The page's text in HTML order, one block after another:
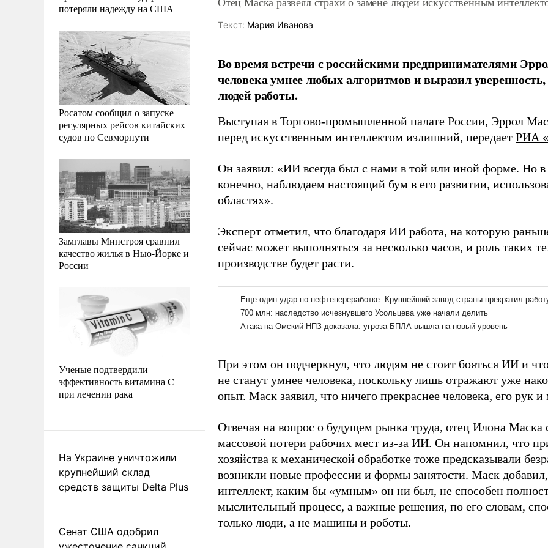
потеряли надежду на США
Росатом сообщил о запуске
регулярных рейсов китайских
судов по Севморпути
Замглавы Минстроя сравнил
качество жилья в Нью-Йорке и
России
Ученые подтвердили
эффективность витамина C
при лечении рака
На Украине уничтожили
крупнейший склад
средств защиты Delta Plus
Сенат США одобрил
Tекст: Мария Иванова
Во время встречи с российскими предпринимателями
человека умнее любых алгоритмов и выразил
людей работы.
Выступая в Торгово-промышленной палате России, Эррол
перед искусственным интеллектом излишний, передает РИА
Он заявил: «ИИ всегда был с нами в той или иной форме. Но
конечно, наблюдаем настоящий бум в его развитии,
областях».
Эксперт отметил, что благодаря ИИ работа, на которую
сейчас может выполняться за несколько часов, и роль таких
производстве будет расти.
При этом он подчеркнул, что людям не стоит бояться ИИ и
не станут умнее человека, поскольку лишь отражают уже
опыт. Маск заявил, что ничего прекраснее человека, его рук и
Отвечая на вопрос о будущем рынка труда, отец Илона Маска
массовой потери рабочих мест из-за ИИ. Он напомнил, что
хозяйства к механической обработке тоже предсказывали
возникли новые профессии и формы занятости. Маск
интеллект, каким бы «умным» он ни был, не способен
мыслительный процесс, а важные решения, по его словам,
только люди, а не машины и роботы.